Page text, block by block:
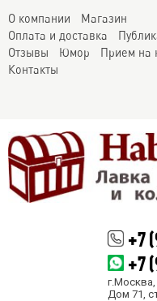
О компании
Магазин
Оплата и доставка
Отзывы
Юмор
Прием на
Контакты
+7
+7
г.Москва,
Дом 71,